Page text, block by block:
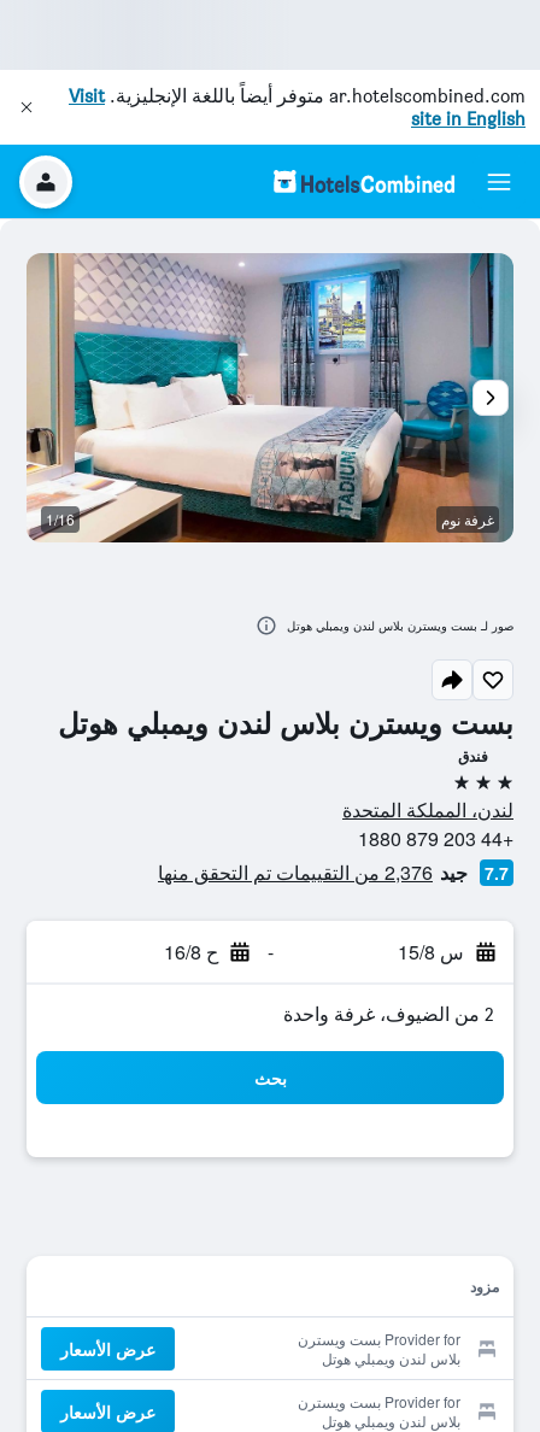
ar.hotelscombined.com متوفر أيضاً باللغة الإنجليزية.Visit
site in English
بست ويسترن بلاس لندن ويمبلي هوتل
فندق
3 نجوم
لندن، المملكة المتحدة
+44 203 879 1880
7.7 جيد 2,376 من التقييمات تم التحقق منها
س 15/8 - ح 16/8
2 من الضيوف، غرفة واحدة
بحث
مزود
Provider for بست ويسترن
بلاس لندن ويمبلي هوتل
عرض الأسعار
Provider for بست ويسترن
بلاس لندن ويمبلي هوتل
عرض الأسعار
غرفة نوم 1/16
صور لـ بست ويسترن بلاس لندن ويمبلي هوتل